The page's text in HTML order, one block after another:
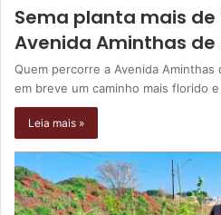
Sema planta mais de
Avenida Aminthas de
Quem percorre a Avenida
em breve um caminho mais florido
Leia mais »